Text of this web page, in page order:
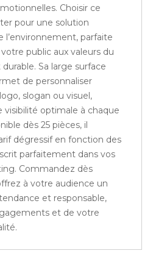
Choisir ce
pour une solution
l’environnement, parfaite
public aux valeurs du
Sa large surface
de personnaliser
slogan ou visuel,
visibilité optimale à chaque
dès 25 pièces, il
dégressif en fonction des
parfaitement dans vos
Commandez dès
à votre audience un
et responsable,
et de votre